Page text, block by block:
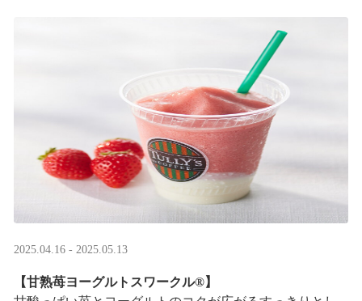
2025.04.16 - 2025.05.13
【甘熟苺ヨーグルトスワークル®】